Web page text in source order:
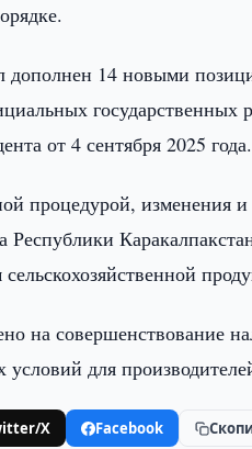
дополнен 14 новыми
государственных
от 4 сентября 2025 года.
процедурой, изменения
на совершенствование
условий для
X Facebook